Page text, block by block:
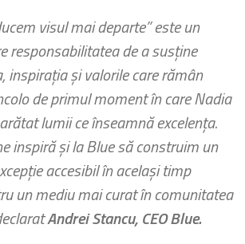
visul mai departe” este un
responsabilitatea de a susține
inspirația și valorile care rămân
de primul moment în care Nadia
lumii ce înseamnă excelența.
inspiră și la Blue să construim un
accesibil în același timp
un mediu mai curat în comunitatea
Andrei Stancu, CEO Blue.